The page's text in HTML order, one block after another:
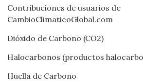
Contribuciones de usuarios de
CambioClimaticoGlobal.com
Dióxido de Carbono (CO2)
Halocarbonos (productos
Huella de Carbono